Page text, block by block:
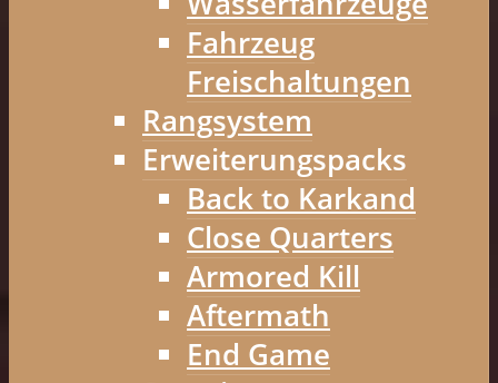
Fahrzeug
Freischaltungen
Rangsystem
Erweiterungspacks
Back to Karkand
Close Quarters
Armored Kill
Aftermath
End Game